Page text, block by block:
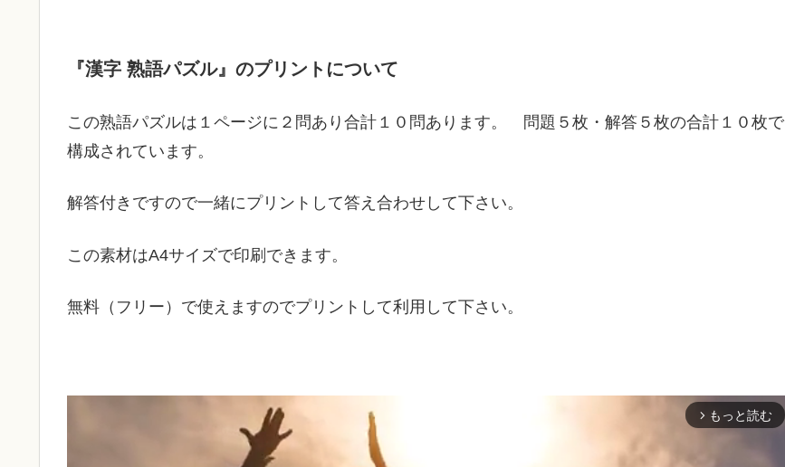
『漢字 熟語パズル』のプリントについて
この熟語パズルは１ページに２問あり合計１０問あります。 問題５枚・解答５枚の合計１０枚で
構成されています。
解答付きですので一緒にプリントして答え合わせして下さい。
この素材はA4サイズで印刷できます。
無料（フリー）で使えますのでプリントして利用して下さい。
arrow_forward_ios もっと読む